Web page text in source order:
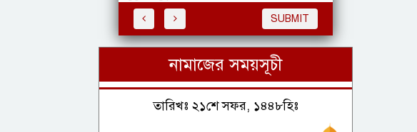
হরমুজ প্রণালীতে বিস্ফোরণের
শব্দ শোনার দাবি তেলবাহী
ট্যাংকারের: ব্রিটিশ সামুদ্রিক
সংস্থা
মিয়ানমারের সাবেক জান্তা
প্রধানের প্রথম থাইল্যান্ড সফর
SUBMIT
নামাজের সময়সূচী
তারিখঃ ২১শে সফর, ১৪৪৮হিঃ